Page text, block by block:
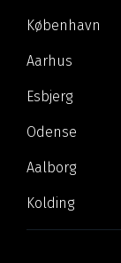
København
Aarhus
Esbjerg
Odense
Aalborg
Kolding